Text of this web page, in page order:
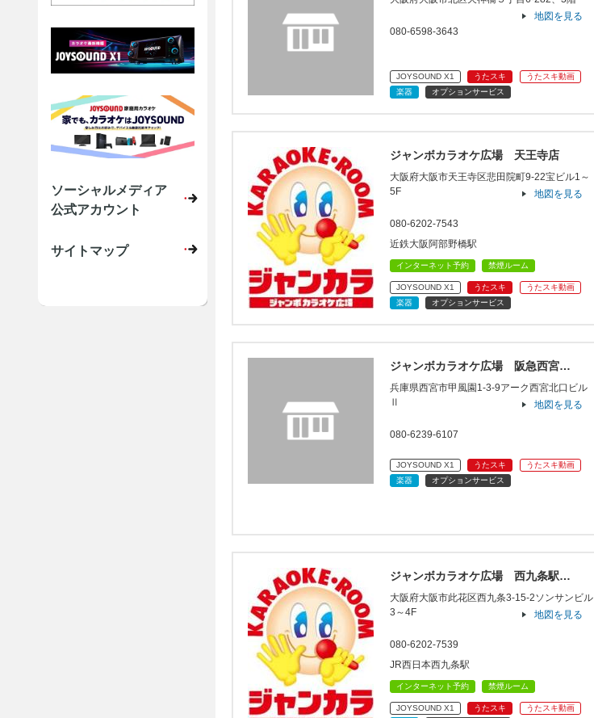
080-6598-3643
JOYSOUND X1 うたスキ
うたスキ動画
楽器
オプションサービス
地図を見る
ジャンボカラオケ広場 天王寺店
大阪府大阪市天王寺区悲田院町9-22宝ビル1～
5F
080-6202-7543
近鉄大阪阿部野橋駅
インターネット予約 禁煙ルーム
JOYSOUND X1 うたスキ
うたスキ動画
楽器
オプションサービス
地図を見る
ジャンボカラオケ広場 阪急西宮…
兵庫県西宮市甲風園1-3-9アーク西宮北口ビル
Ⅱ
080-6239-6107
JOYSOUND X1 うたスキ
うたスキ動画
楽器
オプションサービス
地図を見る
ジャンボカラオケ広場 西九条駅…
大阪府大阪市此花区西九条3-15-2ソンサンビル
3～4F
080-6202-7539
JR西日本西九条駅
インターネット予約 禁煙ルーム
JOYSOUND X1 うたスキ
うたスキ動画
地図を見る
ソーシャルメディア
公式アカウント
サイトマップ